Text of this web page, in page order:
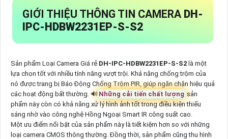
GIỚI THIỆU THÔNG TIN CAMERA DH-
IPC-HDBW2231EP-S-S2
Sản phẩm Loại Camera Giá rẻ DH-IPC-HDBW2231EP-S-S2 là một
lựa chọn tốt với nhiều tính năng vượt trội. Khả năng chống trộm của
nó được trang bị Báo Động Chống Trộm PIR, giúp ngăn chặn hiệu quả
các hoạt động bất thường. 🔊 Những cải tiến chất lượng sản
phẩm này còn có khả năng xử lý hình ảnh tốt trong điều kiện thiếu
sáng nhờ vào công nghệ Hồng Ngoại Smart IR công suất cao.
Một ưu điểm nổi bật của sản phẩm này là tiết kiệm hơn so với những
loại camera CMOS thông thường. Đồng thời, sản phẩm cũng thu hình